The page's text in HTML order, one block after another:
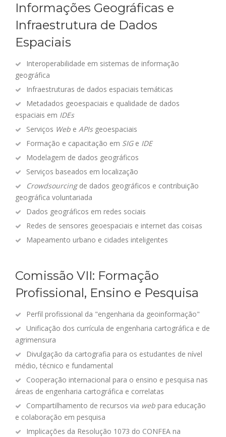
Informações Geográficas e
Infraestrutura de Dados
Espaciais
Interoperabilidade em sistemas de informação
geográfica
Infraestruturas de dados espaciais temáticas
Metadados geoespaciais e qualidade de dados
espaciais em IDEs
Serviços Web e APIsgeoespaciais
Formação e capacitação em SIGe IDE
Modelagem de dados geográficos
Serviços baseados em localização
Crowdsourcingde dados geográficos e contribuição
geográfica voluntariada
Dados geográficos em redes sociais
Redes de sensores geoespaciais e internet das coisas
Mapeamento urbano e cidades inteligentes
Comissão VII: Formação
Profissional, Ensino e Pesquisa
Perfil profissional da "engenharia da geoinformação"
Unificação dos currícula de engenharia cartográfica e de
agrimensura
Divulgação da cartografia para os estudantes de nível
médio, técnico e fundamental
Cooperação internacional para o ensino e pesquisa nas
áreas de engenharia cartográfica e correlatas
Compartilhamento de recursos via web para educação
e colaboração em pesquisa
Implicações da Resolução 1073 do CONFEA na